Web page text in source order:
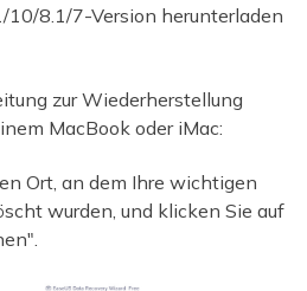
8.1/7-Version herunterladen
zur Wiederherstellung
MacBook oder iMac:
Ort, an dem Ihre wichtigen
wurden, und klicken Sie auf